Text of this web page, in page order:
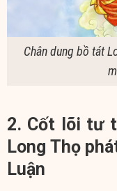
Chân dung bồ tát
2. Cốt lõi tư
Long Thọ
Luận